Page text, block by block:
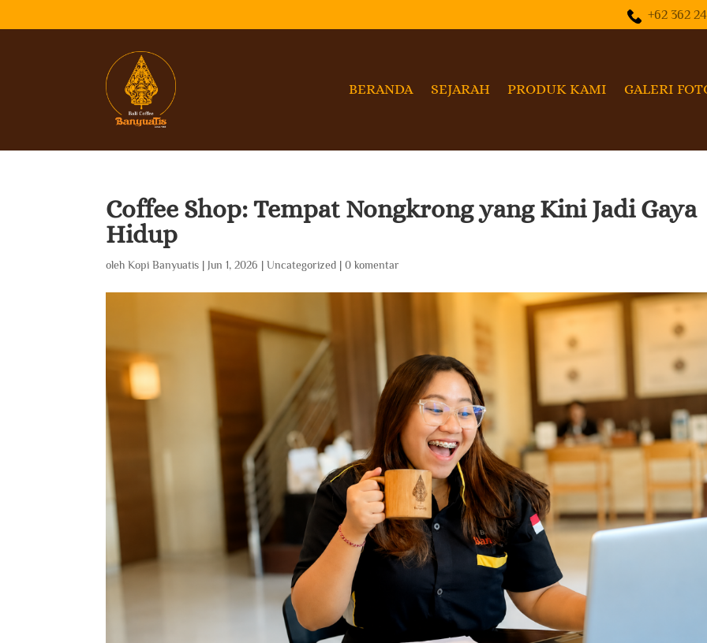
+62 362
BERANDA SEJARAH PRODUK KAMI GALERI
Coffee Shop: Tempat Nongkrong yang Kini Jadi Gaya
Hidup
olehKopi Banyuatis | Jun 1, 2026 |Uncategorized |0 komentar